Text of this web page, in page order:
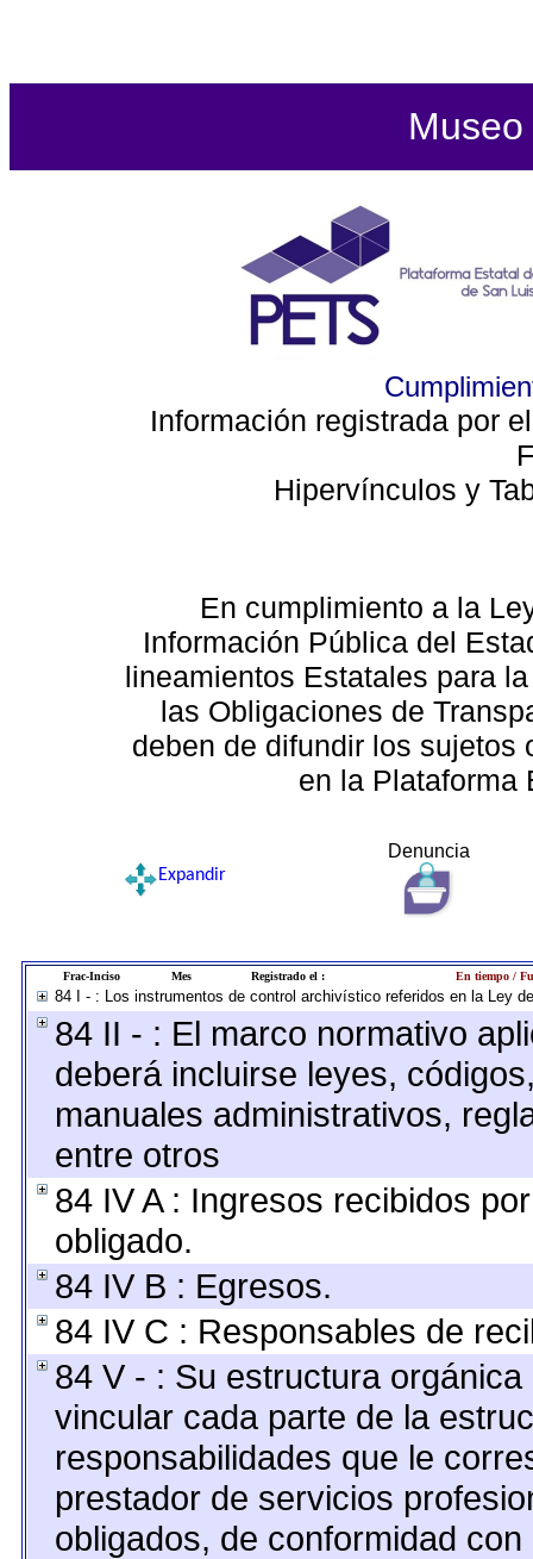
Información registrada por
Hipervínculos y
En cumplimiento a la
Información Pública del
lineamientos Estatales para
las Obligaciones de
deben de difundir los sujetos
en la Plataforma
Denuncia
Expandir
Frac-Inciso Mes Registrado el : En tiempo /
84 I - : Los instrumentos de control archivístico referidos en la Ley
84 II - : El marco normativo
deberá incluirse leyes,
manuales administrativos,
entre otros
84 IV A : Ingresos recibidos
obligado.
84 IV B : Egresos.
84 IV C : Responsables de
84 V - : Su estructura
vincular cada parte de la
responsabilidades que le
prestador de servicios
obligados, de conformidad